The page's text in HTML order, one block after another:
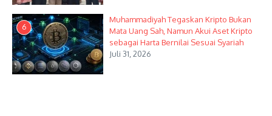
6
Muhammadiyah Tegaskan Kripto Bukan
Mata Uang Sah, Namun Akui Aset Kripto
sebagai Harta Bernilai Sesuai Syariah
Juli 31, 2026